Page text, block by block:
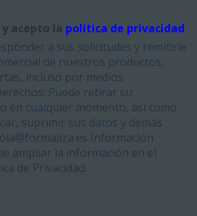
acepto la política de privacidad
a sus solicitudes y remitirle
de nuestros productos,
incluso por medios
Puede retirar su
en cualquier momento, así como
suprimir sus datos y demás
Información
ampliar la información en el
de Privacidad.